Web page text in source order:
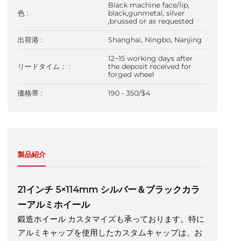
色 :
Black machine face/lip,
black,gunmetal, silver
,brussed or as requested
出荷港 : Shanghai, Ningbo, Nanjing
リードタイム： :
12~15 working days after
the deposit received for
forged wheel
価格帯 : 190 - 350/$4
製品紹介
21インチ 5×114mm シルバー＆ブラックカラ
ーアルミホイール
鍛造ホイール カスタマイズも承っております。特に
アルミキャップを使用したカスタムキャップは、お